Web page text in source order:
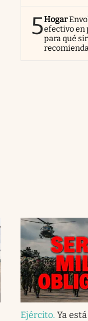
5Hogar
efectivo en
para qué
Ejército.Ya